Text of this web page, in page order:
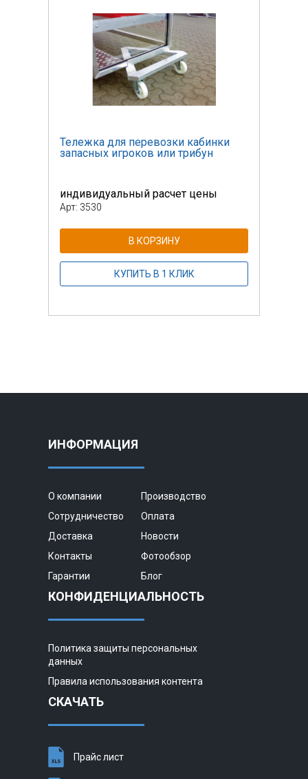
Тележка для перевозки кабинки
запасных игроков или трибун
индивидуальный расчет цены
Арт: 3530
В КОРЗИНУ
КУПИТЬ В 1 КЛИК
ИНФОРМАЦИЯ
О компании
Производство
Сотрудничество
Оплата
Доставка
Новости
Контакты
Фотообзор
Гарантии
Блог
КОНФИДЕНЦИАЛЬНОСТЬ
Политика защиты персональных
данных
Правила использования контента
СКАЧАТЬ
Прайс лист